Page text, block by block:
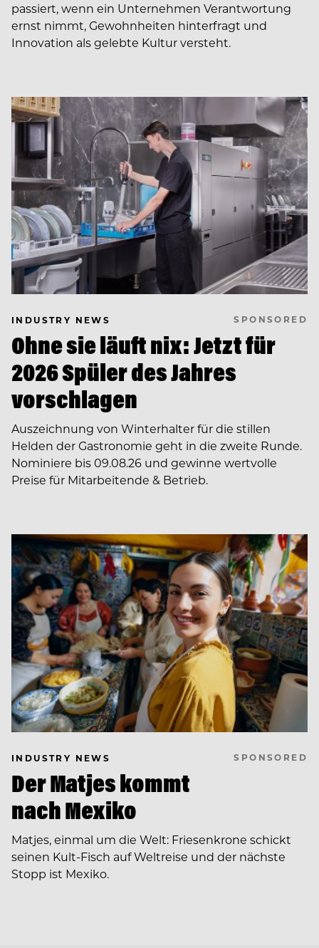
passiert, wenn ein Unternehmen Verantwortung
ernst nimmt, Gewohnheiten hinterfragt und
Innovation als gelebte Kultur versteht.
INDUSTRY NEWS SPONSORED
Ohne sie läuft nix: Jetzt für
2026 Spüler des Jahres
vorschlagen
Auszeichnung von Winterhalter für die stillen
Helden der Gastronomie geht in die zweite Runde.
Nominiere bis 09.08.26 und gewinne wertvolle
Preise für Mitarbeitende & Betrieb.
INDUSTRY NEWS SPONSORED
Der Matjes kommt
nach Mexiko
Matjes, einmal um die Welt: Friesenkrone schickt
seinen Kult-Fisch auf Weltreise und der nächste
Stopp ist Mexiko.